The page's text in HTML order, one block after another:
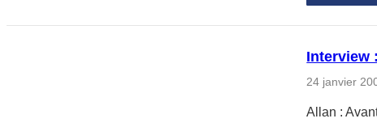
Interview
24 janvier
Allan :